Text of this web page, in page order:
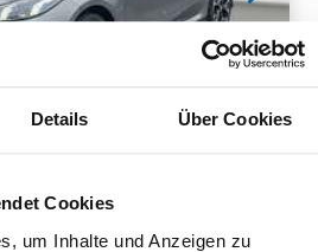
Details Über Cookies
Cookies
um Inhalte und Anzeigen zu
Laufleistung